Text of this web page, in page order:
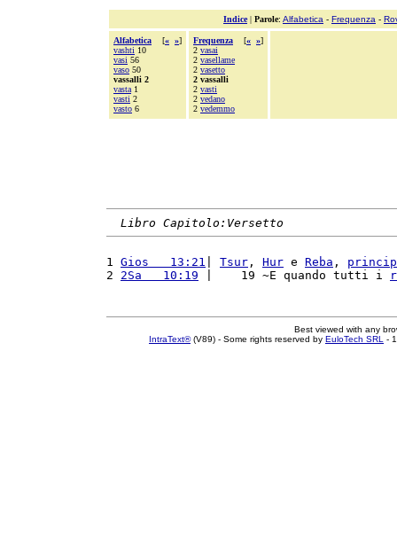
Indice| Parole: Alfabetica - Frequenza -
Alfabetica [« »]
vashti 10
vasi 56
vaso 50
vassalli 2
vasta 1
vasti 2
vasto 6
Frequenza [« »]
2 vasai
2 vasellame
2 vasetto
2 vassalli
2 vasti
2 vedano
2 vedemmo
Libro Capitolo:Versetto
1 Gios   13:21 Tsur , Hur e Reba ,
2 2Sa   10:19 |    19 ~E quando tutti i
Best viewed with any
IntraText®(V89) - Some rights reserved by EuloTech SRL -